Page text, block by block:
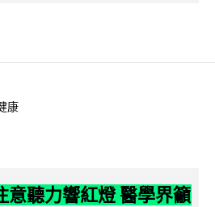
康
聽力響紅燈 醫學界籲